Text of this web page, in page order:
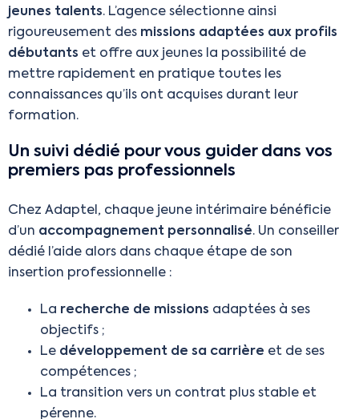
jeunes talents. L’agence sélectionne ainsi
rigoureusement des missions adaptées aux profils
débutants et offre aux jeunes la possibilité de
mettre rapidement en pratique toutes les
connaissances qu’ils ont acquises durant leur
formation.
Un suivi dédié pour vous guider dans vos
premiers pas professionnels
Chez Adaptel, chaque jeune intérimaire bénéficie
d’un accompagnement personnalisé. Un conseiller
dédié l’aide alors dans chaque étape de son
insertion professionnelle :
La recherche de missions adaptées à ses
objectifs ;
Le développement de sa carrière et de ses
compétences ;
La transition vers un contrat plus stable et
pérenne.